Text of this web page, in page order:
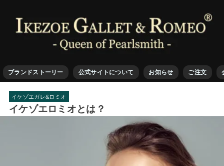
ブランドストーリー 公式サイトについて お知らせ ご注文
イケゾエガレ&ロミオ
イケゾエロミオとは？